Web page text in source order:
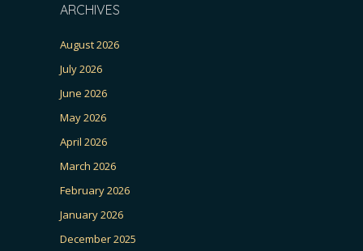
ARCHIVES
August 2026
July 2026
June 2026
May 2026
April 2026
March 2026
February 2026
January 2026
December 2025